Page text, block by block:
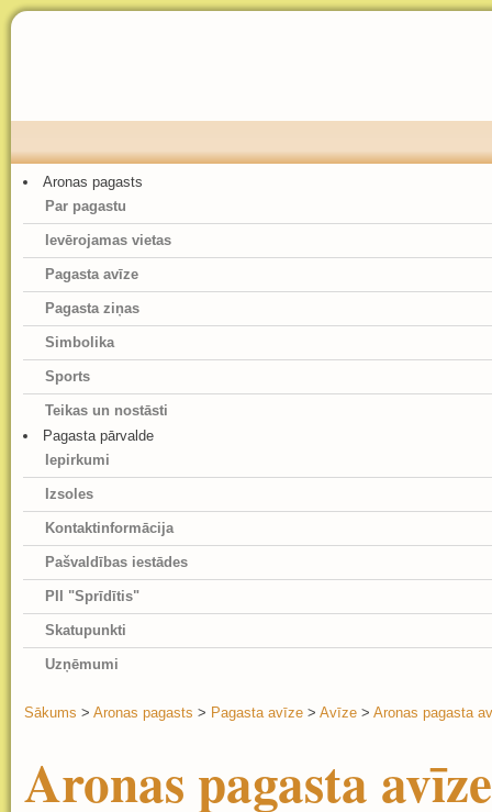
Aronas pagasts
Par pagastu
Ievērojamas vietas
Pagasta avīze
Pagasta ziņas
Simbolika
Sports
Teikas un nostāsti
Pagasta pārvalde
Iepirkumi
Izsoles
Kontaktinformācija
Pašvaldības iestādes
PII "Sprīdītis"
Skatupunkti
Uzņēmumi
Sākums > Aronas pagasts > Pagasta avīze > Avīze> Aronas pagasta
Aronas pagasta